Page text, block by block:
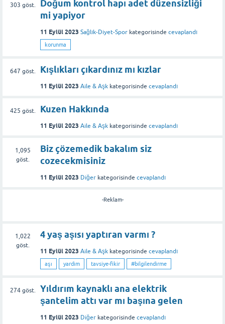
303 göst.
Doğum kontrol hapı adet düzensizliği
mi yapiyor
11 Eylül 2023 Sağlık-Diyet-Spor kategorisinde cevaplandı
korunma
647 göst. Kışlıkları çıkardınız mı kızlar
11 Eylül 2023 Aile & Aşk kategorisinde cevaplandı
425 göst. Kuzen Hakkında
11 Eylül 2023 Aile & Aşk kategorisinde cevaplandı
1,095
göst.
Biz çözemedik bakalım siz
cozecekmisiniz
11 Eylül 2023 Diğer kategorisinde cevaplandı
-Reklam-
1,022
göst.
4 yaş aşısı yaptıran varmı ?
11 Eylül 2023 Aile & Aşk kategorisinde cevaplandı
aşı yardim tavsiye-fikir #bilgilendirme
274göst.
Yıldırım kaynaklı ana elektrik
şantelim attı var mı başına gelen
11 Eylül 2023 Diğer kategorisinde cevaplandı